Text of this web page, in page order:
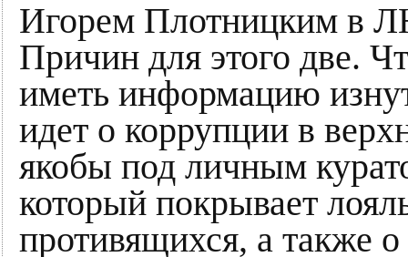
Игорем Плотницким в
Причин для этого две.
иметь информацию
идет о коррупции в
якобы под личным
который покрывает
противящихся, а также